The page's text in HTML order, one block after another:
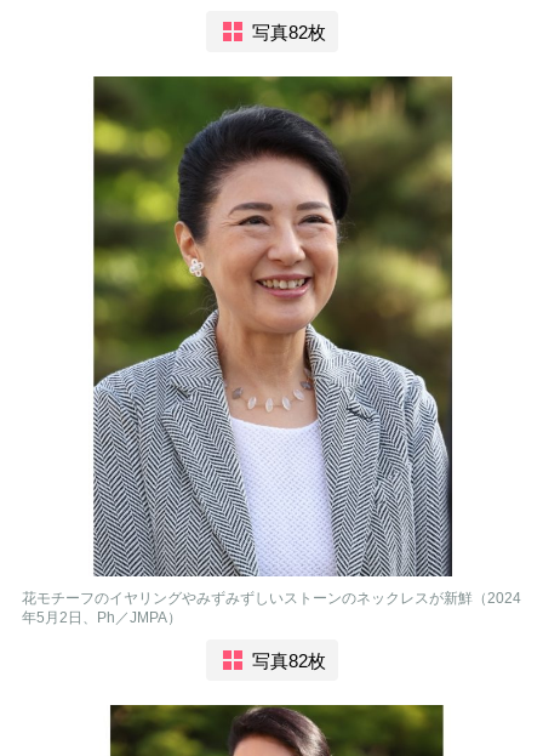
写真82枚
花モチーフのイヤリングやみずみずしいストーンのネックレスが新鮮（2024
年5月2日、Ph／JMPA）
写真82枚